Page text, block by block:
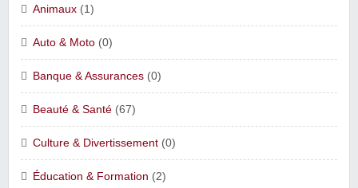
Animaux (1)
Auto & Moto (0)
Banque & Assurances (0)
Beauté & Santé (67)
Culture & Divertissement (0)
Éducation & Formation (2)